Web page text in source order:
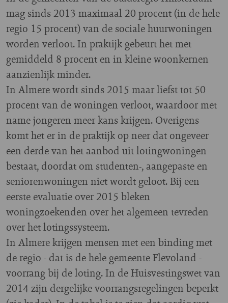
mag sinds 2013 maximaal 20 procent (in de hele
regio 15 procent) van de sociale huurwoningen
worden verloot. In praktijk gebeurt het met
gemiddeld 8 procent en in kleine woonkernen
aanzienlijk minder.
In Almere wordt sinds 2015 maar liefst tot 50
procent van de woningen verloot, waardoor met
name jongeren meer kans krijgen. Overigens
komt het er in de praktijk op neer dat ongeveer
een derde van het aanbod uit lotingwoningen
bestaat, doordat om studenten-, aangepaste en
seniorenwoningen niet wordt geloot. Bij een
eerste evaluatie over 2015 bleken
woningzoekenden over het algemeen tevreden
over het lotingssysteem.
In Almere krijgen mensen met een binding met
de regio - dat is de hele gemeente Flevoland -
voorrang bij de loting. In de Huisvestingswet van
2014 zijn dergelijke voorrangsregelingen beperkt